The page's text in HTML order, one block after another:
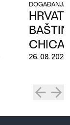
DOGAĐANJA,
26. 08. 2024.